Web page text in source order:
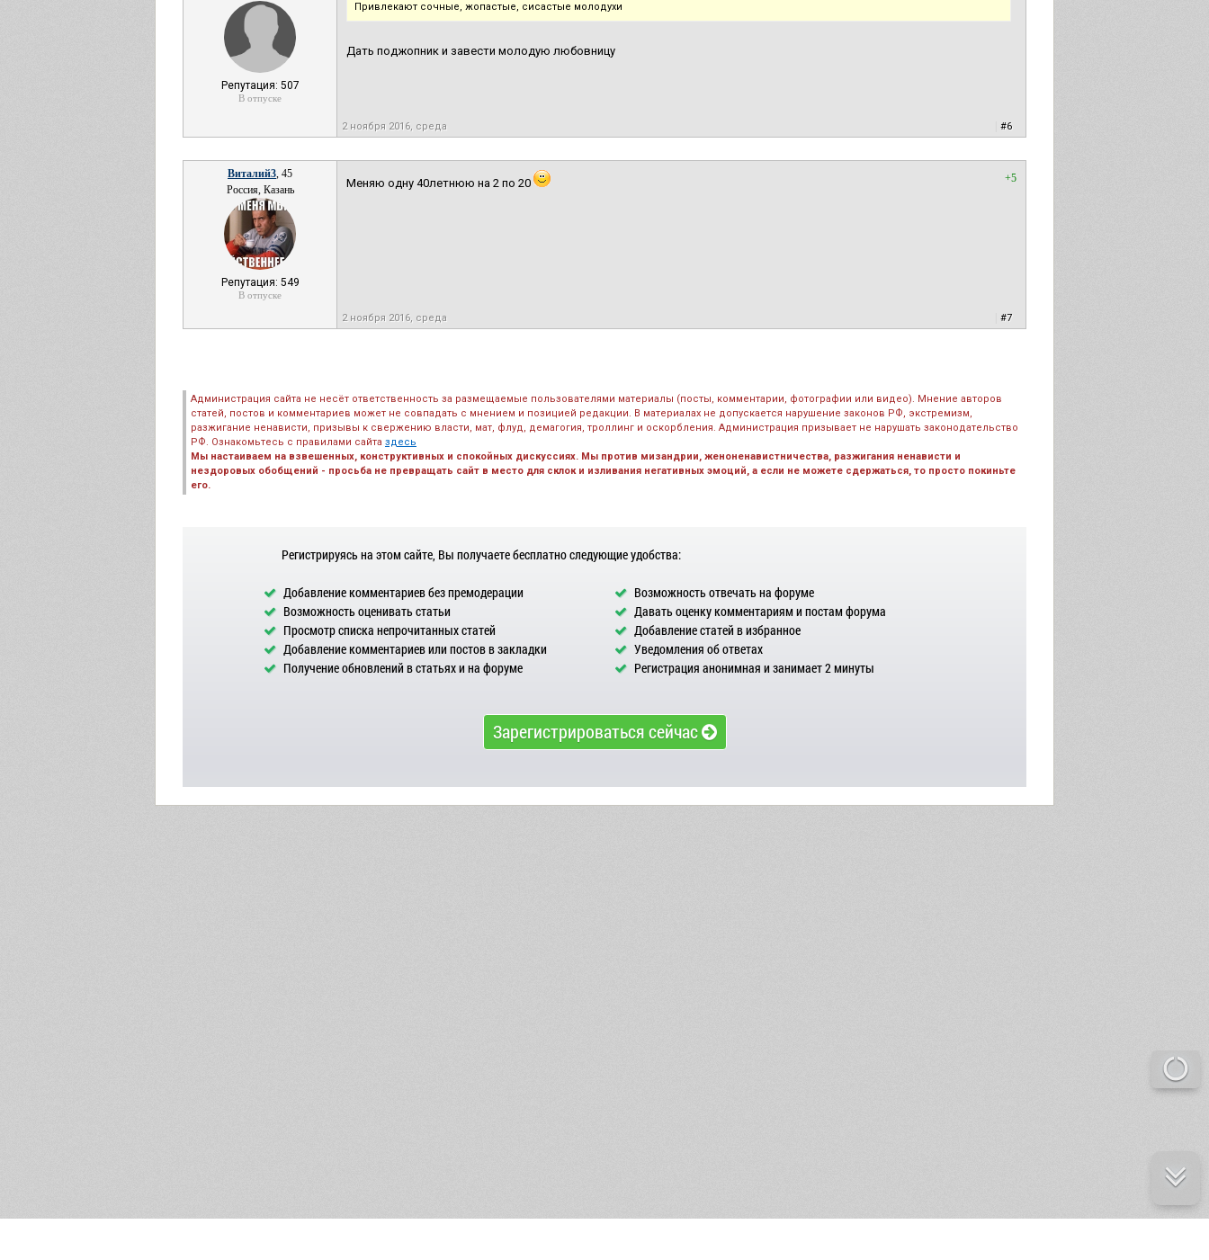
Репутация: 507
В отпуске
Привлекают сочные, жопастые, сисастые молодухи
Дать поджопник и завести молодую любовницу
2 ноября 2016, среда #6
Виталий3, 45
Россия, Казань
Репутация: 549
В отпуске
+5
Меняю одну 40летнюю на 2 по 20
2 ноября 2016, среда #7
Администрация сайта не несёт ответственность за размещаемые пользователями материалы (посты, комментарии, фотографии или видео). Мнение авторов
статей, постов и комментариев может не совпадать с мнением и позицией редакции. В материалах не допускается нарушение законов РФ, экстремизм,
разжигание ненависти, призывы к свержению власти, мат, флуд, демагогия, троллинг и оскорбления. Администрация призывает не нарушать законодательство
РФ. Ознакомьтесь с правилами сайта здесь
Мы настаиваем на взвешенных, конструктивных и спокойных дискуссиях. Мы против мизандрии, женоненавистничества, разжигания ненависти и
нездоровых обобщений - просьба не превращать сайт в место для склок и изливания негативных эмоций, а если не можете сдержаться, то просто покиньте
его.
Регистрируясь на этом сайте, Вы получаете бесплатно следующие удобства:
Добавление комментариев без премодерации
Возможность отвечать на форуме
Возможность оценивать статьи
Давать оценку комментариям и постам форума
Просмотр списка непрочитанных статей
Добавление статей в избранное
Добавление комментариев или постов в закладки
Уведомления об ответах
Получение обновлений в статьях и на форуме
Регистрация анонимная и занимает 2 минуты
Зарегистрироваться сейчас